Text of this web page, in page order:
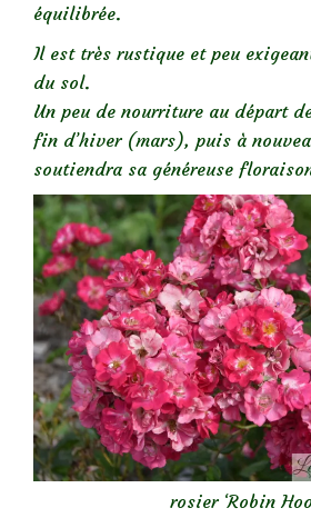
équilibrée.
Il est très rustique et peu
du sol.
Un peu de nourriture au départ
fin d’hiver (mars), puis à
soutiendra sa généreuse
rosier ‘Robin